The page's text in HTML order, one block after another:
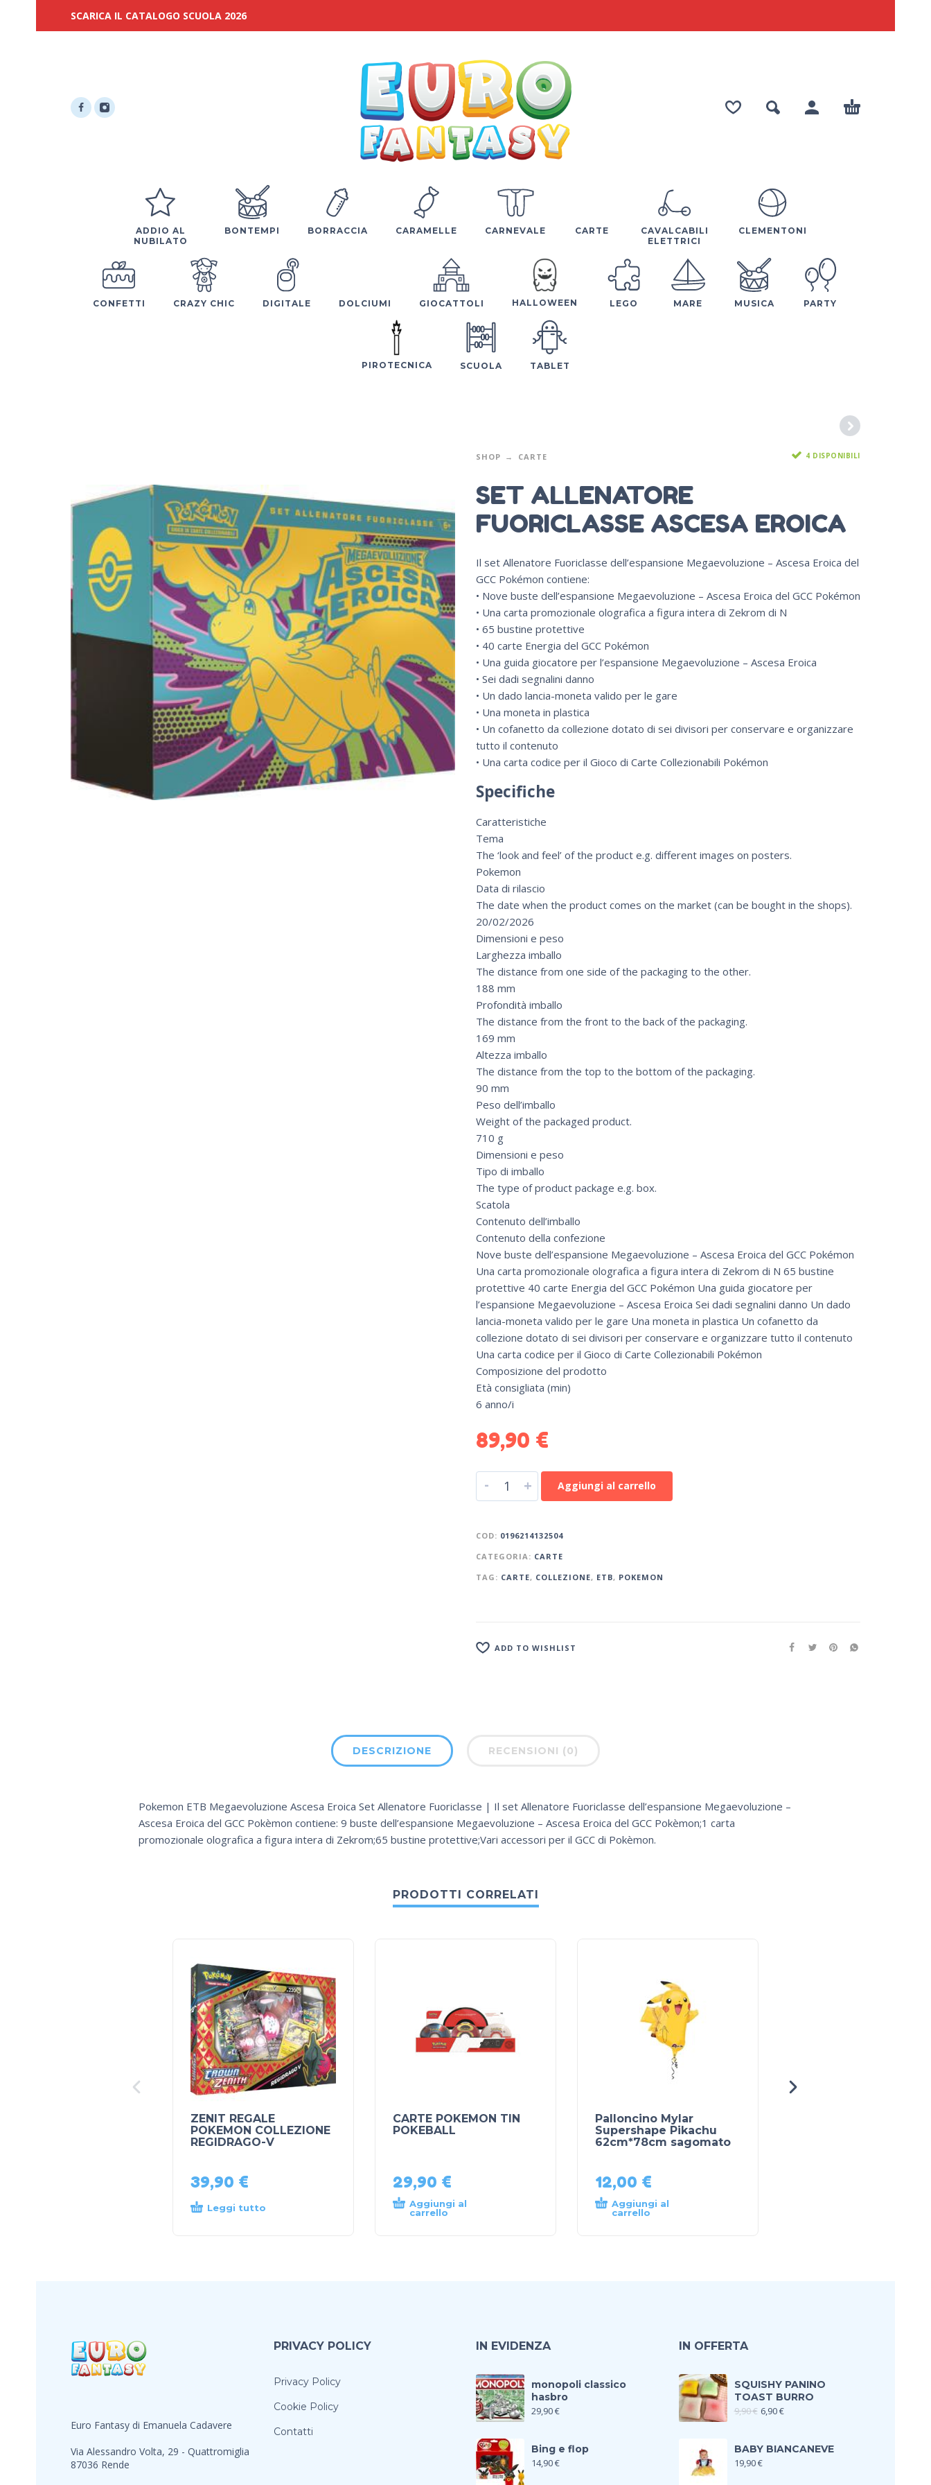
SCARICA IL CATALOGO SCUOLA 2026
ADDIO AL
NUBILATO
BONTEMPI BORRACCIA CARAMELLE CARNEVALE CARTE
CAVALCABILI
ELETTRICI
CLEMENTONI
CONFETTI CRAZY CHIC DIGITALE DOLCIUMI GIOCATTOLI HALLOWEEN LEGO MARE MUSICA PARTY
PIROTECNICA SCUOLA TABLET
SHOP CARTE 4 DISPONIBILI
SET ALLENATORE
FUORICLASSE ASCESA EROICA
Il set Allenatore Fuoriclasse dell’espansione Megaevoluzione – Ascesa Eroica del
GCC Pokémon contiene:
• Nove buste dell’espansione Megaevoluzione – Ascesa Eroica del GCC Pokémon
• Una carta promozionale olografica a figura intera di Zekrom di N
• 65 bustine protettive
• 40 carte Energia del GCC Pokémon
• Una guida giocatore per l’espansione Megaevoluzione – Ascesa Eroica
• Sei dadi segnalini danno
• Un dado lancia-moneta valido per le gare
• Una moneta in plastica
• Un cofanetto da collezione dotato di sei divisori per conservare e organizzare
tutto il contenuto
• Una carta codice per il Gioco di Carte Collezionabili Pokémon
Specifiche
Caratteristiche
Tema
The ‘look and feel’ of the product e.g. different images on posters.
Pokemon
Data di rilascio
The date when the product comes on the market (can be bought in the shops).
20/02/2026
Dimensioni e peso
Larghezza imballo
The distance from one side of the packaging to the other.
188 mm
Profondità imballo
The distance from the front to the back of the packaging.
169 mm
Altezza imballo
The distance from the top to the bottom of the packaging.
90 mm
Peso dell’imballo
Weight of the packaged product.
710 g
Dimensioni e peso
Tipo di imballo
The type of product package e.g. box.
Scatola
Contenuto dell’imballo
Contenuto della confezione
Nove buste dell’espansione Megaevoluzione – Ascesa Eroica del GCC Pokémon
Una carta promozionale olografica a figura intera di Zekrom di N 65 bustine
protettive 40 carte Energia del GCC Pokémon Una guida giocatore per
l’espansione Megaevoluzione – Ascesa Eroica Sei dadi segnalini danno Un dado
lancia-moneta valido per le gare Una moneta in plastica Un cofanetto da
collezione dotato di sei divisori per conservare e organizzare tutto il contenuto
Una carta codice per il Gioco di Carte Collezionabili Pokémon
Composizione del prodotto
Età consigliata (min)
6 anno/i
89,90 €
- + Aggiungi al carrello
COD: 0196214132504
CATEGORIA: CARTE
TAG: CARTE, COLLEZIONE, ETB, POKEMON
ADD TO WISHLIST
DESCRIZIONE RECENSIONI (0)
Pokemon ETB Megaevoluzione Ascesa Eroica Set Allenatore Fuoriclasse | Il set Allenatore Fuoriclasse dell’espansione Megaevoluzione –
Ascesa Eroica del GCC Pokèmon contiene: 9 buste dell’espansione Megaevoluzione – Ascesa Eroica del GCC Pokèmon;1 carta
promozionale olografica a figura intera di Zekrom;65 bustine protettive;Vari accessori per il GCC di Pokèmon.
PRODOTTI CORRELATI
ZENIT REGALE
POKEMON COLLEZIONE
REGIDRAGO-V
39,90 €
Leggi tutto
CARTE POKEMON TIN
POKEBALL
29,90 €
Aggiungi al
carrello
Palloncino Mylar
Supershape Pikachu
62cm*78cm sagomato
12,00 €
Aggiungi al
carrello
Euro Fantasy di Emanuela Cadavere
Via Alessandro Volta, 29 - Quattromiglia
87036 Rende
PRIVACY POLICY
Privacy Policy
Cookie Policy
Contatti
IN EVIDENZA
monopoli classico
hasbro
29,90€
Bing e flop
14,90€
IN OFFERTA
SQUISHY PANINO
TOAST BURRO
9,90€ 6,90€
BABY BIANCANEVE
19,90€